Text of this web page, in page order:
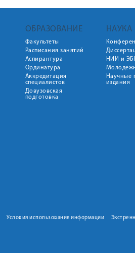
ОБРАЗОВАНИЕ
Факультеты
Расписания занятий
Аспирантура
Ординатура
Аккредитация
специалистов
Довузовская
подготовка
НАУКА
НИИ и
Научные
издания
Условия использования информации